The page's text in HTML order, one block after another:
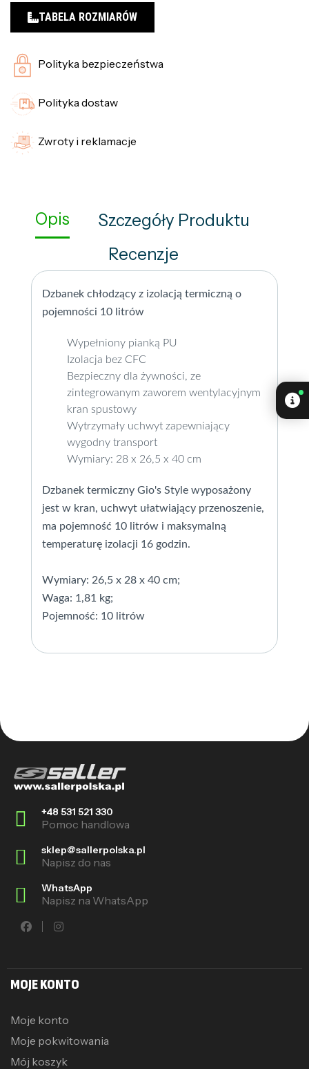
TABELA ROZMIARÓW
Polityka bezpieczeństwa
Polityka dostaw
Zwroty i reklamacje
Opis
Szczegóły Produktu
Recenzje
Dzbanek chłodzący z izolacją termiczną o
pojemności 10 litrów
Wypełniony pianką PU
Izolacja bez CFC
Bezpieczny dla żywności, ze
zintegrowanym zaworem wentylacyjnym
kran spustowy
Wytrzymały uchwyt zapewniający
wygodny transport
Wymiary: 28 x 26,5 x 40 cm
Dzbanek termiczny Gio's Style wyposażony
jest w kran, uchwyt ułatwiający przenoszenie,
ma pojemność 10 litrów i maksymalną
temperaturę izolacji 16 godzin.
Wymiary: 26,5 x 28 x 40 cm;
Waga: 1,81 kg;
Pojemność: 10 litrów
+48 531 521 330
Pomoc handlowa
sklep@sallerpolska.pl
Napisz do nas
WhatsApp
Napisz na WhatsApp
MOJE KONTO
Moje konto
Moje pokwitowania
Mój koszyk